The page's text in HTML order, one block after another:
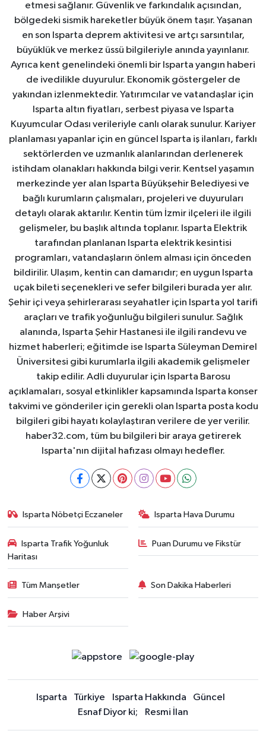
etmesi sağlanır. Güvenlik ve farkındalık açısından,
bölgedeki sismik hareketler büyük önem taşır. Yaşanan
en son Isparta deprem aktivitesi ve artçı sarsıntılar,
büyüklük ve merkez üssü bilgileriyle anında yayınlanır.
Ayrıca kent genelindeki önemli bir Isparta yangın haberi
de ivedilikle duyurulur. Ekonomik göstergeler de
yakından izlenmektedir. Yatırımcılar ve vatandaşlar için
Isparta altın fiyatları, serbest piyasa ve Isparta
Kuyumcular Odası verileriyle canlı olarak sunulur. Kariyer
planlaması yapanlar için en güncel Isparta iş ilanları, farklı
sektörlerden ve uzmanlık alanlarından derlenerek
istihdam olanakları hakkında bilgi verir. Kentsel yaşamın
merkezinde yer alan Isparta Büyükşehir Belediyesi ve
bağlı kurumların çalışmaları, projeleri ve duyuruları
detaylı olarak aktarılır. Kentin tüm İzmir ilçeleri ile ilgili
gelişmeler, bu başlık altında toplanır. Isparta Elektrik
tarafından planlanan Isparta elektrik kesintisi
programları, vatandaşların önlem alması için önceden
bildirilir. Ulaşım, kentin can damarıdır; en uygun Isparta
uçak bileti seçenekleri ve sefer bilgileri burada yer alır.
Şehir içi veya şehirlerarası seyahatler için Isparta yol tarifi
araçları ve trafik yoğunluğu bilgileri sunulur. Sağlık
alanında, Isparta Şehir Hastanesi ile ilgili randevu ve
hizmet haberleri; eğitimde ise Isparta Süleyman Demirel
Üniversitesi gibi kurumlarla ilgili akademik gelişmeler
takip edilir. Adli duyurular için Isparta Barosu
açıklamaları, sosyal etkinlikler kapsamında Isparta konser
takvimi ve gönderiler için gerekli olan Isparta posta kodu
bilgileri gibi hayatı kolaylaştıran verilere de yer verilir.
haber32.com, tüm bu bilgileri bir araya getirerek
Isparta'nın dijital hafızası olmayı hedefler.
Isparta Nöbetçi Eczaneler Isparta Hava Durumu
Isparta Trafik Yoğunluk
Haritası
Puan Durumu ve Fikstür
Tüm Manşetler Son Dakika Haberleri
Haber Arşivi
Isparta Türkiye Isparta Hakkında
Güncel
Esnaf Diyor ki;
Resmi İlan